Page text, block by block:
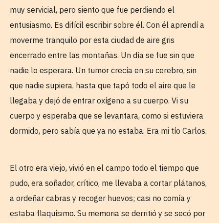
muy servicial, pero siento que fue perdiendo el
entusiasmo. Es difícil escribir sobre él. Con él aprendí a
moverme tranquilo por esta ciudad de aire gris
encerrado entre las montañas. Un día se fue sin que
nadie lo esperara. Un tumor crecía en su cerebro, sin
que nadie supiera, hasta que tapó todo el aire que le
llegaba y dejó de entrar oxígeno a su cuerpo. Vi su
cuerpo y esperaba que se levantara, como si estuviera
dormido, pero sabía que ya no estaba. Era mi tío Carlos.
El otro era viejo, vivió en el campo todo el tiempo que
pudo, era soñador, crítico, me llevaba a cortar plátanos,
a ordeñar cabras y recoger huevos; casi no comía y
estaba flaquísimo. Su memoria se derritió y se secó por